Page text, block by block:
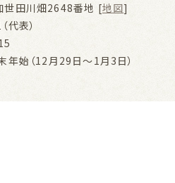
世田川畑2648番地 [地図]
表）
年始（12月29日～1月3日）